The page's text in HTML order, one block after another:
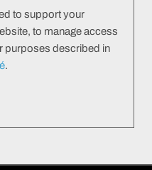
to support your
to manage access
purposes described in
.